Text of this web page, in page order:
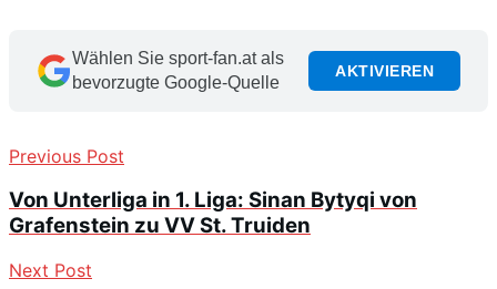
Wählen Sie sport-fan.at als
bevorzugte Google-Quelle
AKTIVIEREN
Previous Post
Von Unterliga in 1. Liga: Sinan Bytyqi von
Grafenstein zu VV St. Truiden
Next Post